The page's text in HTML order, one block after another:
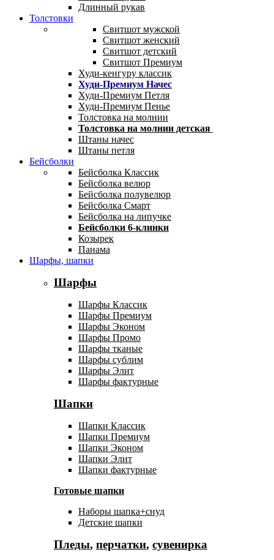
Длинный рукав
Толстовки
Свитшот мужской
Свитшот женский
Свитшот детский
Свитшот Премиум
Худи-кенгуру классик
Худи-Премиум Начес
Худи-Премиум Петля
Худи-Премиум Пенье
Толстовка на молнии
Толстовка на молнии детская
Штаны начес
Штаны петля
Бейсболки
Бейсболка Классик
Бейсболка велюр
Бейсболка полувелюр
Бейсболка Смарт
Бейсболка на липучке
Бейсболки 6-клинки
Козырек
Панама
Шарфы, шапки
Шарфы
Шарфы Классик
Шарфы Премиум
Шарфы Эконом
Шарфы Промо
Шарфы тканые
Шарфы сублим
Шарфы Элит
Шарфы фактурные
Шапки
Шапки Классик
Шапки Премиум
Шапки Эконом
Шапки Элит
Шапки фактурные
Готовые шапки
Наборы шапка+снуд
Детские шапки
Пледы, перчатки, сувенирка